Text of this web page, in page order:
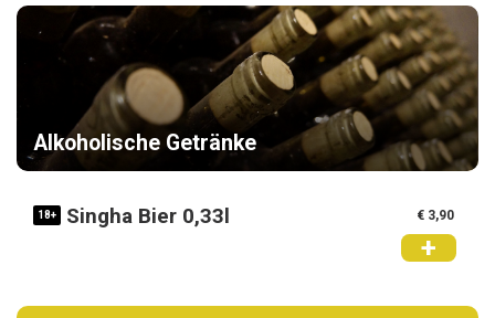
Alkoholische Getränke
18+ Singha Bier 0,33l € 3,90
+